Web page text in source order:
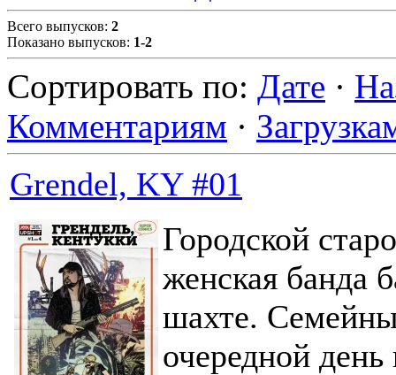
Всего выпусков: 2
Показано выпусков: 1-2
Сортировать по: Дате ·
Комментариям ·
Grendel, KY #01
Городской
женская банда
шахте.
очередной